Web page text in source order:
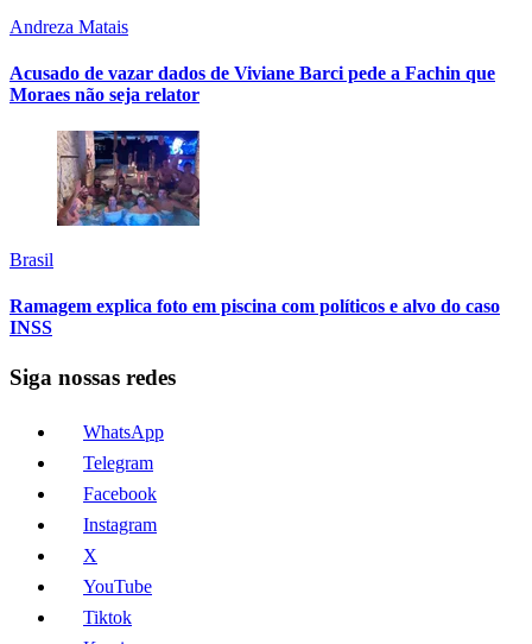
Andreza Matais
Acusado de vazar dados de Viviane Barci pede a Fachin que
Moraes não seja relator
Brasil
Ramagem explica foto em piscina com políticos e alvo do caso
INSS
Siga nossas redes
WhatsApp
Telegram
Facebook
Instagram
X
YouTube
Tiktok